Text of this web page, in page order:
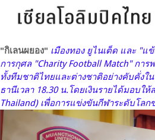
"กิเลนผยอง" เมืองทอง ยูไนเต็ด และ "
การกุศล "Charity Football Match" กา
ทั้งทีมชาติไทยและต่างชาติอย่างคับคั่งใ
ธานีเวลา 18.30 น.โดยเงินรายได้มอบใ
Thailand) เพื่อการแข่งขันกีฬาระดับโ